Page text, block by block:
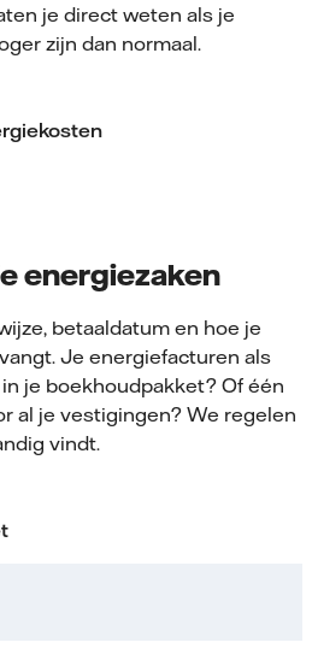
je direct weten als je
zijn dan normaal.
energiezaken
betaaldatum en hoe je
Je energiefacturen als
je boekhoudpakket? Of één
al je vestigingen? We regelen
vindt.